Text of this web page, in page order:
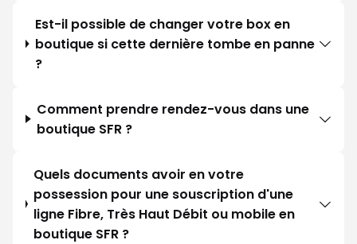
Est-il possible de changer votre box en
boutique si cette dernière tombe en panne
?
Comment prendre rendez-vous dans une
boutique SFR ?
Quels documents avoir en votre
possession pour une souscription d'une
ligne Fibre, Très Haut Débit ou mobile en
boutique SFR ?